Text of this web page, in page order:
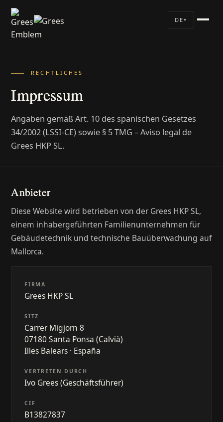
DE▾
RECHTLICHES
Impressum
Angaben gemäß Art. 10 des spanischen Gesetzes
34/2002 (LSSI-CE) sowie § 5 TMG – Aviso legal de
Grees HKP SL.
Anbieter
Diese Website wird betrieben von der Grees HKP SL,
einem inhabergeführten Familienunternehmen für
Gebäudetechnik und technische Bauüberwachung auf
Mallorca.
FIRMA
Grees HKP SL
SITZ
Carrer Migjorn 8
07180 Santa Ponsa (Calvià)
Illes Balears · España
VERTRETEN DURCH
Ivo Grees (Geschäftsführer)
CIF
B13827837